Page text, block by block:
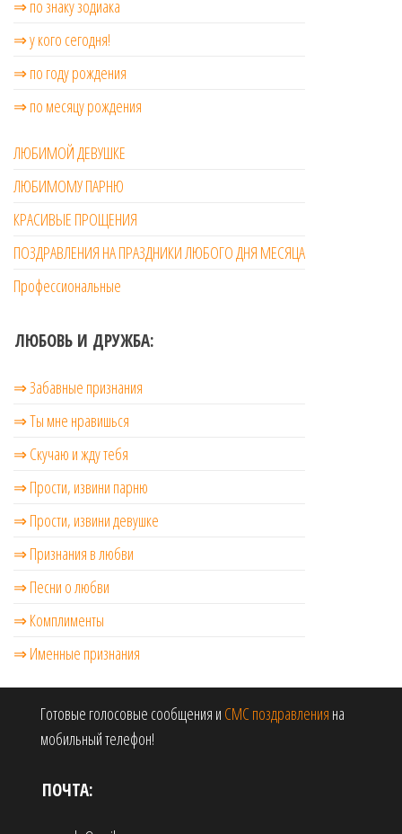
⇒ по знаку зодиака
⇒ у кого сегодня!
⇒ по году рождения
⇒ по месяцу рождения
ЛЮБИМОЙ ДЕВУШКЕ
ЛЮБИМОМУ ПАРНЮ
КРАСИВЫЕ ПРОЩЕНИЯ
ПОЗДРАВЛЕНИЯ НА ПРАЗДНИКИ ЛЮБОГО ДНЯ МЕСЯЦА
Профессиональные
ЛЮБОВЬ И ДРУЖБА:
⇒ Забавные признания
⇒ Ты мне нравишься
⇒ Скучаю и жду тебя
⇒ Прости, извини парню
⇒ Прости, извини девушке
⇒ Признания в любви
⇒ Песни о любви
⇒ Комплименты
⇒ Именные признания
Готовые голосовые сообщения и СМС поздравления на
мобильный телефон!
ПОЧТА: